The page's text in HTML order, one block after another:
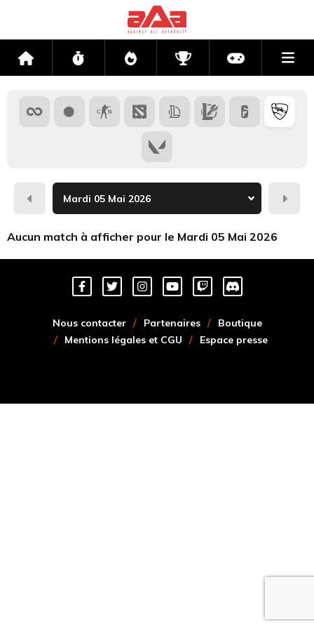
Accueil Flux Directs CompétitionsActu jeux
Hier
Aucun match à afficher pour le Mardi 05 Mai 2026
Nous contacter Partenaires
Boutique
Mentions légales et CGU
Espace presse